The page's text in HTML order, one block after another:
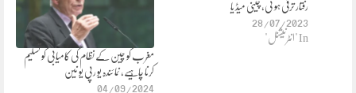
مغرب کو چین کے نظام کی کامیابی کو تسلیم
کرنا چاہیے، نما ئندہ یو رپی یو نین
04/09/2024
رفتار ترقی ہو ئی، چینی میڈ یا
28/07/2023
In "انٹرنیشنل"